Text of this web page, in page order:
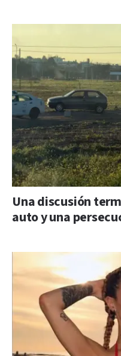
Una discusión
auto y una